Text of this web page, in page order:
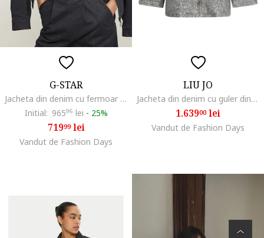
G-STAR
Jacheta din denim cu fermoar si guler clasic, Gri antracit
Initial: 96596 lei - 25%
71999lei
Vandut de Fashion Days
LIU JO
Jacheta din denim cu guler din blana sintetica si model, Negru/Gri inchis
1.63900lei
Vandut de Fashion Days